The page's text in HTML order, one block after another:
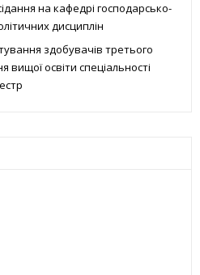
на кафедрі господарсько-
дисциплін
здобувачів третього
вищої освіти спеціальності